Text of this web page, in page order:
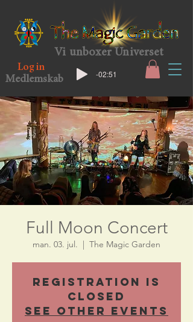
Vi unboxer Universet
Log in
Medlemskab
-02:51
Full Moon Concert
man. 03. jul.
  |
The Magic Garden
Registration is
Closed
See other events